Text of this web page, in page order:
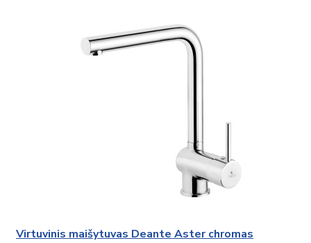
Virtuvinis maišytuvas Deante Aster chromas